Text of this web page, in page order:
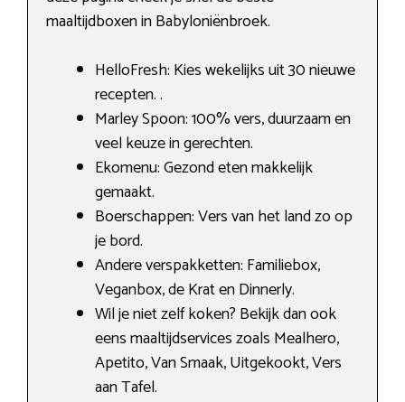
maaltijdboxen in Babyloniënbroek.
HelloFresh: Kies wekelijks uit 30 nieuwe
recepten. .
Marley Spoon: 100% vers, duurzaam en
veel keuze in gerechten.
Ekomenu: Gezond eten makkelijk
gemaakt.
Boerschappen: Vers van het land zo op
je bord.
Andere verspakketten: Familiebox,
Veganbox, de Krat en Dinnerly.
Wil je niet zelf koken? Bekijk dan ook
eens maaltijdservices zoals Mealhero,
Apetito, Van Smaak, Uitgekookt, Vers
aan Tafel.